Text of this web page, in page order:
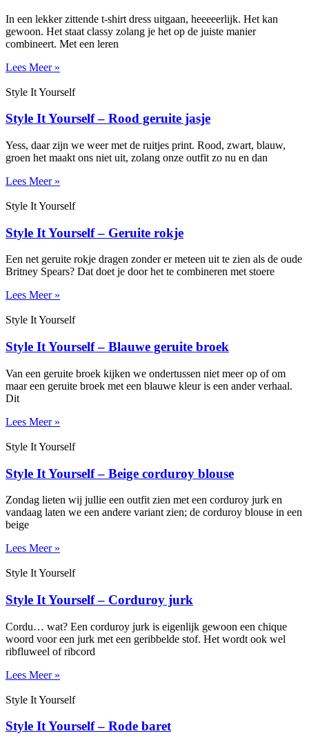
In een lekker zittende t-shirt dress uitgaan, heeeeerlijk. Het kan
gewoon. Het staat classy zolang je het op de juiste manier
combineert. Met een leren
Lees Meer »
Style It Yourself
Style It Yourself – Rood geruite jasje
Yess, daar zijn we weer met de ruitjes print. Rood, zwart, blauw,
groen het maakt ons niet uit, zolang onze outfit zo nu en dan
Lees Meer »
Style It Yourself
Style It Yourself – Geruite rokje
Een net geruite rokje dragen zonder er meteen uit te zien als de oude
Britney Spears? Dat doet je door het te combineren met stoere
Lees Meer »
Style It Yourself
Style It Yourself – Blauwe geruite broek
Van een geruite broek kijken we ondertussen niet meer op of om
maar een geruite broek met een blauwe kleur is een ander verhaal.
Dit
Lees Meer »
Style It Yourself
Style It Yourself – Beige corduroy blouse
Zondag lieten wij jullie een outfit zien met een corduroy jurk en
vandaag laten we een andere variant zien; de corduroy blouse in een
beige
Lees Meer »
Style It Yourself
Style It Yourself – Corduroy jurk
Cordu… wat? Een corduroy jurk is eigenlijk gewoon een chique
woord voor een jurk met een geribbelde stof. Het wordt ook wel
ribfluweel of ribcord
Lees Meer »
Style It Yourself
Style It Yourself – Rode baret